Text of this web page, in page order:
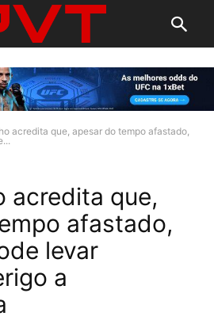
acredita que, apesar do tempo afastado,
acredita que,
afastado,
levar
a